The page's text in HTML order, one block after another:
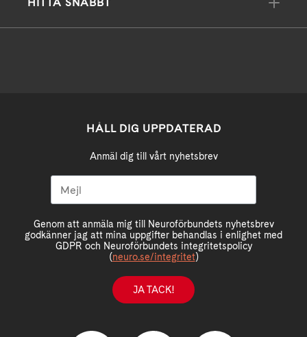
HÅLL DIG UPPDATERAD
Anmäl dig till vårt nyhetsbrev
Genom att anmäla mig till Neuroförbundets nyhetsbrev
godkänner jag att mina uppgifter behandlas i enlighet med
GDPR och Neuroförbundets integritetspolicy
(neuro.se/integritet)
JA TACK!